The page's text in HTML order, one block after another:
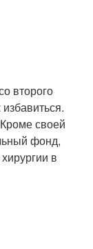
второго
своей
фонд,
в